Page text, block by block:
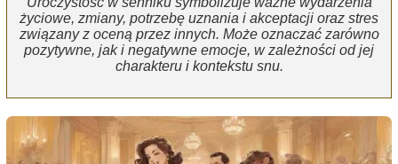
życiowe, zmiany, potrzebę uznania i akceptacji oraz stres
związany z oceną przez innych. Może oznaczać zarówno
pozytywne, jak i negatywne emocje, w zależności od jej
charakteru i kontekstu snu.